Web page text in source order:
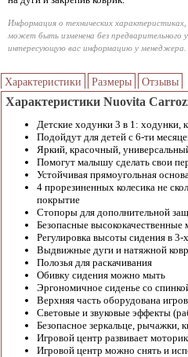
Информация о технических
может быть изменена без предварительного
интересующую вас информацию у менеджера.
Характеристики Размеры Отзывы
Характеристики Nuovita
Детские ходунки 3 в 1: ходунки,
Подойдут для детей с 6-ти
Яркий, красочный,
Помогут малышу сделать свои
Устойчивая прямоугольная
4 прорезиненных колесика не
покрытие
Стопоры для дополнительной
Безопасные высококачественные
Регулировка высоты сидения в 3-
Выдвижные дуги и натяжной
Полозья для раскачивания
Обивку сидения можно мыть
Эргономичное сиденье со
Верхняя часть оборудована
Световые и звуковые эффекты
Безопасное зеркальце, рычажки,
Игровой центр развивает
Игровой центр можно снять и